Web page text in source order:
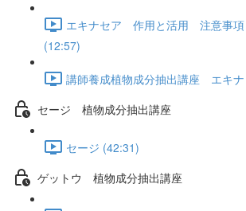
エキナセア 作用と活用 注意事
(12:57)
講師養成植物成分抽出講座 エキ
セージ 植物成分抽出講座
セージ (42:31)
ゲットウ 植物成分抽出講座